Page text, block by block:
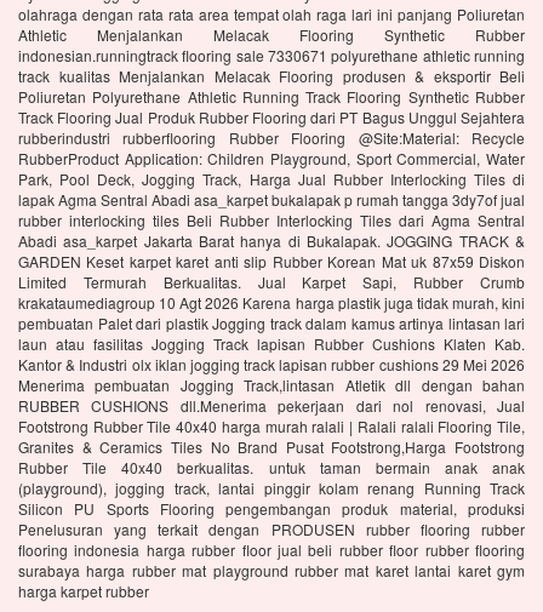
olahraga dengan rata rata area tempat olah raga lari ini panjang Poliuretan
Athletic Menjalankan Melacak Flooring Synthetic Rubber
indonesian.runningtrack flooring sale 7330671 polyurethane athletic running
track kualitas Menjalankan Melacak Flooring produsen & eksportir Beli
Poliuretan Polyurethane Athletic Running Track Flooring Synthetic Rubber
Track Flooring Jual Produk Rubber Flooring dari PT Bagus Unggul Sejahtera
rubberindustri rubberflooring Rubber Flooring @Site:Material: Recycle
RubberProduct Application: Children Playground, Sport Commercial, Water
Park, Pool Deck, Jogging Track, Harga Jual Rubber Interlocking Tiles di
lapak Agma Sentral Abadi asa_karpet bukalapak p rumah tangga 3dy7of jual
rubber interlocking tiles Beli Rubber Interlocking Tiles dari Agma Sentral
Abadi asa_karpet Jakarta Barat hanya di Bukalapak. JOGGING TRACK &
GARDEN Keset karpet karet anti slip Rubber Korean Mat uk 87x59 Diskon
Limited Termurah Berkualitas. Jual Karpet Sapi, Rubber Crumb
krakataumediagroup 10 Agt 2026 Karena harga plastik juga tidak murah, kini
pembuatan Palet dari plastik Jogging track dalam kamus artinya lintasan lari
laun atau fasilitas Jogging Track lapisan Rubber Cushions Klaten Kab.
Kantor & Industri olx iklan jogging track lapisan rubber cushions 29 Mei 2026
Menerima pembuatan Jogging Track,lintasan Atletik dll dengan bahan
RUBBER CUSHIONS dll.Menerima pekerjaan dari nol renovasi, Jual
Footstrong Rubber Tile 40x40 harga murah ralali | Ralali ralali Flooring Tile,
Granites & Ceramics Tiles No Brand Pusat Footstrong,Harga Footstrong
Rubber Tile 40x40 berkualitas. untuk taman bermain anak anak
(playground), jogging track, lantai pinggir kolam renang Running Track
Silicon PU Sports Flooring pengembangan produk material, produksi
Penelusuran yang terkait dengan PRODUSEN rubber flooring rubber
flooring indonesia harga rubber floor jual beli rubber floor rubber flooring
surabaya harga rubber mat playground rubber mat karet lantai karet gym
harga karpet rubber